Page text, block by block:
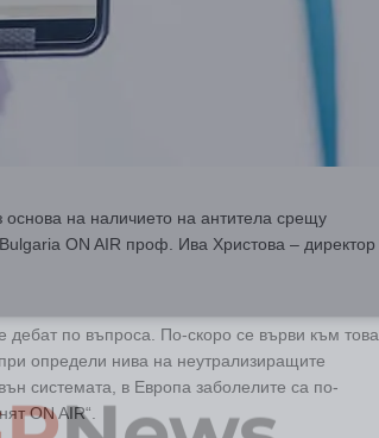
на наличието на антитела срещу
ON AIR проф. Ива Христова – директор
дебат по въпроса. По-скоро се върви към това
определи нива на неутрализиращите
системата, в Европа заболелите са по-
ON AIR“.News